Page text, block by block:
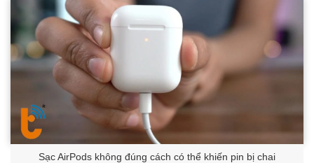
Sạc AirPods không đúng cách có thể khiến pin bị chai